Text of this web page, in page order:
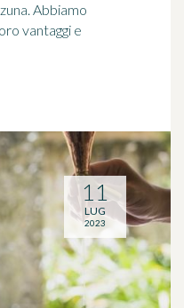
Abbiamo
vantaggi e
11
LUG
2023